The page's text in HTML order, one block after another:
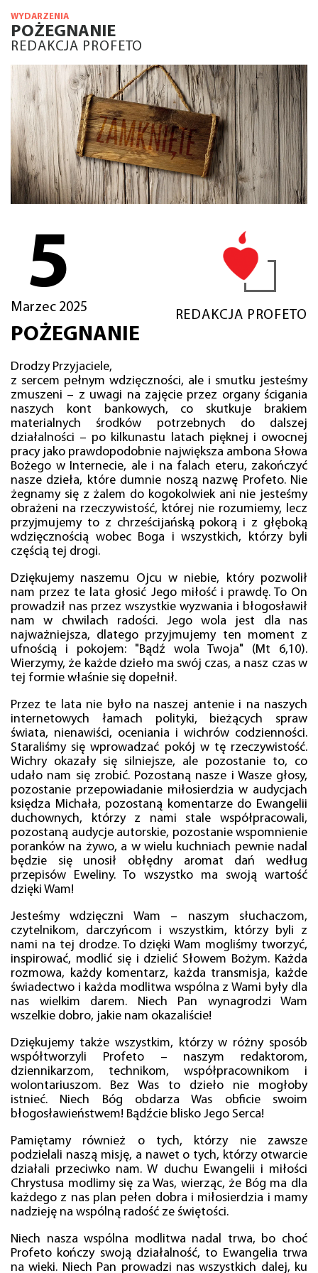
WYDARZENIA
POŻEGNANIE
REDAKCJA PROFETO
5
Marzec 2025
REDAKCJA PROFETO
POŻEGNANIE
Drodzy Przyjaciele,
z sercem pełnym wdzięczności, ale i smutku jesteśmy
zmuszeni – z uwagi na zajęcie przez organy ścigania
naszych kont bankowych, co skutkuje brakiem
materialnych środków potrzebnych do dalszej
działalności – po kilkunastu latach pięknej i owocnej
pracy jako prawdopodobnie największa ambona Słowa
Bożego w Internecie, ale i na falach eteru, zakończyć
nasze dzieła, które dumnie noszą nazwę Profeto. Nie
żegnamy się z żalem do kogokolwiek ani nie jesteśmy
obrażeni na rzeczywistość, której nie rozumiemy, lecz
przyjmujemy to z chrześcijańską pokorą i z głęboką
wdzięcznością wobec Boga i wszystkich, którzy byli
częścią tej drogi.
Dziękujemy naszemu Ojcu w niebie, który pozwolił
nam przez te lata głosić Jego miłość i prawdę. To On
prowadził nas przez wszystkie wyzwania i błogosławił
nam w chwilach radości. Jego wola jest dla nas
najważniejsza, dlatego przyjmujemy ten moment z
ufnością i pokojem: "Bądź wola Twoja" (Mt 6,10).
Wierzymy, że każde dzieło ma swój czas, a nasz czas w
tej formie właśnie się dopełnił.
Przez te lata nie było na naszej antenie i na naszych
internetowych łamach polityki, bieżących spraw
świata, nienawiści, oceniania i wichrów codzienności.
Staraliśmy się wprowadzać pokój w tę rzeczywistość.
Wichry okazały się silniejsze, ale pozostanie to, co
udało nam się zrobić. Pozostaną nasze i Wasze głosy,
pozostanie przepowiadanie miłosierdzia w audycjach
księdza Michała, pozostaną komentarze do Ewangelii
duchownych, którzy z nami stale współpracowali,
pozostaną audycje autorskie, pozostanie wspomnienie
poranków na żywo, a w wielu kuchniach pewnie nadal
będzie się unosił obłędny aromat dań według
przepisów Eweliny. To wszystko ma swoją wartość
dzięki Wam!
Jesteśmy wdzięczni Wam – naszym słuchaczom,
czytelnikom, darczyńcom i wszystkim, którzy byli z
nami na tej drodze. To dzięki Wam mogliśmy tworzyć,
inspirować, modlić się i dzielić Słowem Bożym. Każda
rozmowa, każdy komentarz, każda transmisja, każde
świadectwo i każda modlitwa wspólna z Wami były dla
nas wielkim darem. Niech Pan wynagrodzi Wam
wszelkie dobro, jakie nam okazaliście!
Dziękujemy także wszystkim, którzy w różny sposób
współtworzyli Profeto – naszym redaktorom,
dziennikarzom, technikom, współpracownikom i
wolontariuszom. Bez Was to dzieło nie mogłoby
istnieć. Niech Bóg obdarza Was obficie swoim
błogosławieństwem! Bądźcie blisko Jego Serca!
Pamiętamy również o tych, którzy nie zawsze
podzielali naszą misję, a nawet o tych, którzy otwarcie
działali przeciwko nam. W duchu Ewangelii i miłości
Chrystusa modlimy się za Was, wierząc, że Bóg ma dla
każdego z nas plan pełen dobra i miłosierdzia i mamy
nadzieję na wspólną radość ze świętości.
Niech nasza wspólna modlitwa nadal trwa, bo choć
Profeto kończy swoją działalność, to Ewangelia trwa
na wieki. Niech Pan prowadzi nas wszystkich dalej, ku